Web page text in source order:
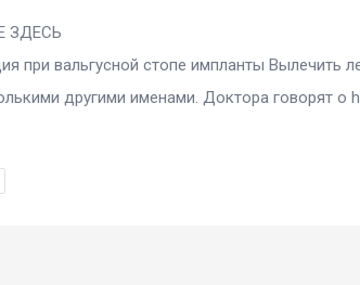
СМОТРИТЕ
при вальгусной стопе импланты Вылечить
другими именами. Доктора говорят о